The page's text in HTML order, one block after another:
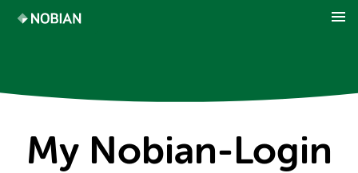
My Nobian-Login